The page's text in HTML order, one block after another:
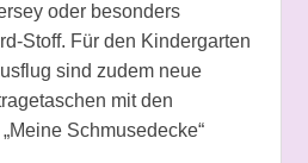
oder besonders
Stoff. Für den Kindergarten
sind zudem neue
mit den
Schmusedecke“